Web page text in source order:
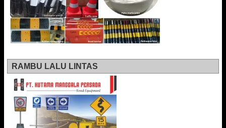
RAMBU LALU LINTAS